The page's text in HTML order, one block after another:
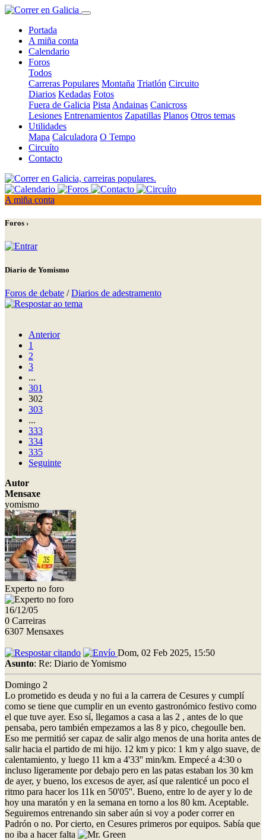
Portada
A miña conta
Calendario
Foros
Todos
Carreras Populares Montaña Triatlón Circuito
Diarios Kedadas Fotos
Fuera de Galicia Pista Andainas Canicross
Lesiones Entrenamientos Zapatillas Planos Otros temas
Utilidades
Mapa Calculadora O Tempo
Circuíto
Contacto
A miña conta
Foros ›
Diario de Yomismo
Foros de debate /Diarios de adestramento
Anterior
1
2
3
...
301
302
303
...
333
334
335
Seguinte
Autor
Mensaxe
yomismo
Experto no foro
16/12/05
0 Carreiras
6307 Mensaxes
Dom, 02 Feb 2025, 15:50
Asunto: Re: Diario de Yomismo
Domingo 2
Lo prometido es deuda y no fui a la carrera de Cesures y cumplí
como se tiene que cumplir en un evento gastronómico festivo como
el que tuve ayer. Eso sí, llegamos a casa a las 2 , antes de lo que
pensaba, pero también empezamos a las 8 y pico, chegoulle ben.
Eso me permitió ser capaz de salir algo menos de una horita antes de
salir hacia el partido de mi hijo. 12 km y pico: 1 km y algo suave, de
calentamiento, y luego 11 km a 4'33'' min/km. Empecé a 4:30 o
incluso ligeramente por debajo pero en las patas estaban los 30 km
de ayer, y bueno, los excesos de ayer, así que ralenticé un poco el
ritmo para hacer los 11k en 50'05''. Bueno, entre lo de ayer y lo de
hoy una maratón y en la semana en torno a los 80 km. Aceptable.
Seguiremos entrenando sin saber aún si voy a poder correr en
Padrón o no. Por cierto, en Cesures primeros por equipos. Sabía que
no iba a hacer falta